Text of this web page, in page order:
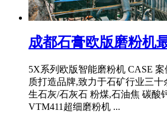
成都石膏欧版磨粉机
5X系列欧版智能磨粉机 CASE
质打造品牌,致力于石矿行业三
生石灰/石灰石 粉煤,石油焦 碳酸
VTM411超细磨粉机 ...